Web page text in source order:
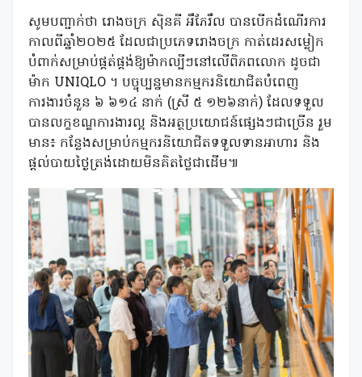
សូមបញ្ជាក់ថា រោងចក្រ ស៊ិនគី អឹភែរឹល បានបើកដំណើរការ
កាលពីឆ្នាំ២០២៥ ដែលជាប្រភេទរោងចក្រ កាត់ដេរសម្លៀក
បំពាក់សម្រាប់ផ្គត់ផ្គង់ឱ្យម៉ាកល្បីៗនៅលើពិភពលោក ដូចជា
ម៉ាក UNIQLO ។ បច្ចុប្បន្នមានកម្មករនិយោជិតបំពេញ
ការងារចំនួន ៦ ៦១៤ នាក់ (ស្រី ៥ ១២៦នាក់) ដែលទទួល
បានលក្ខខណ្ឌការងារល្អ និងអត្ថប្រយោជន៍ផ្សេងៗជាច្រើន រួម
មាន៖ កន្លែងសម្រាប់កម្មករនិយោជិតទទួលទានអាហារ និង
ផ្តល់បាយថ្ងៃត្រង់ដោយមិនគិតថ្លៃជាដើម៕